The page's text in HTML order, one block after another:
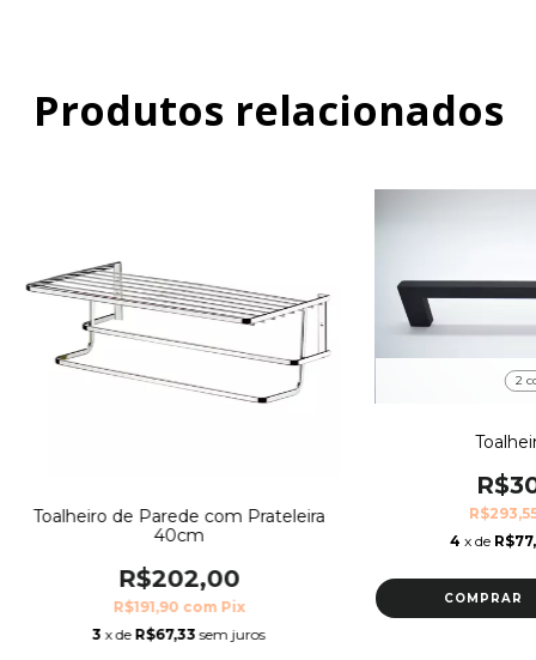
Produtos relacionados
Toalheiro de Parede com Prateleira
40cm
R$202,00
R$191,90 com Pix
3 x de R$67,33 sem juros
2
4 x de
COMPRAR